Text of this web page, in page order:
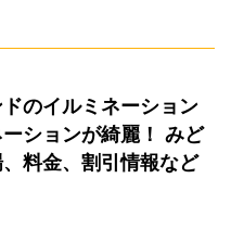
のイルミネーション
ションが綺麗！ みど
料金、割引情報など